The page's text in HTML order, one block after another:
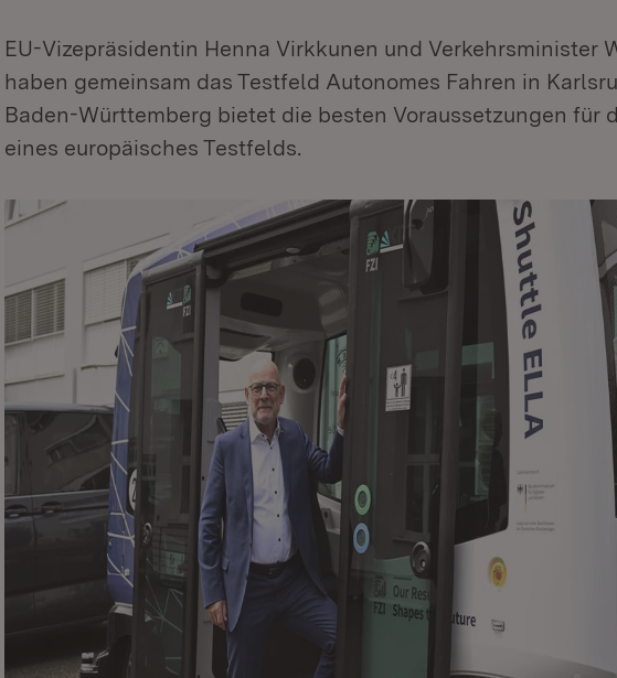
EU-Vizepräsidentin Henna Virkkunen und Verkehrsminister
haben gemeinsam das Testfeld Autonomes Fahren in
Baden-Württemberg bietet die besten Voraussetzungen für
eines europäisches Testfelds.